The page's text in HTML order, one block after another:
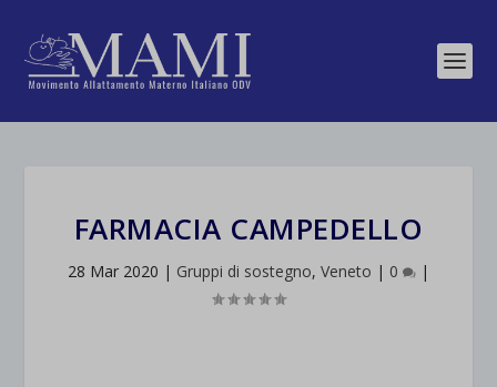
FARMACIA CAMPEDELLO
28 Mar 2020 | Gruppi di sostegno, Veneto | 0 |